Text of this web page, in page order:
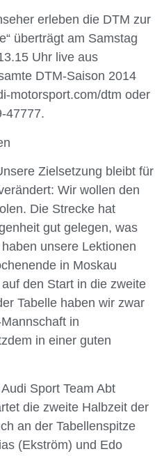
erleben die DTM zur
überträgt am Samstag
Uhr live aus
DTM-Saison 2014
motorsport.com/dtm oder
47777.
Zielsetzung bleibt für
Wir wollen den
Die Strecke hat
gut gelegen, was
unsere Lektionen
in Moskau
den Start in die zweite
Tabelle haben wir zwar
in
in einer guten
Sport Team Abt
die zweite Halbzeit der
an der Tabellenspitze
(Ekström) und Edo